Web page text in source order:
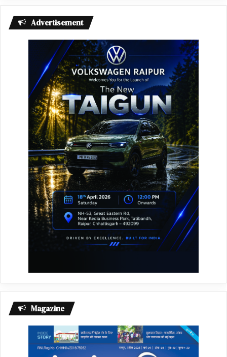
Advertisement
Magazine